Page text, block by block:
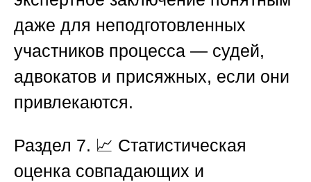
даже для неподготовленных
участников процесса — судей,
адвокатов и присяжных, если они
привлекаются.
Раздел 7. 📈 Статистическая
оценка совпадающих и